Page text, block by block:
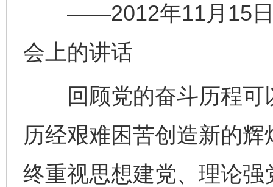
——2012年11月15日
会上的讲话
回顾党的奋斗历程可
历经艰难困苦创造新的
终重视思想建党、理论